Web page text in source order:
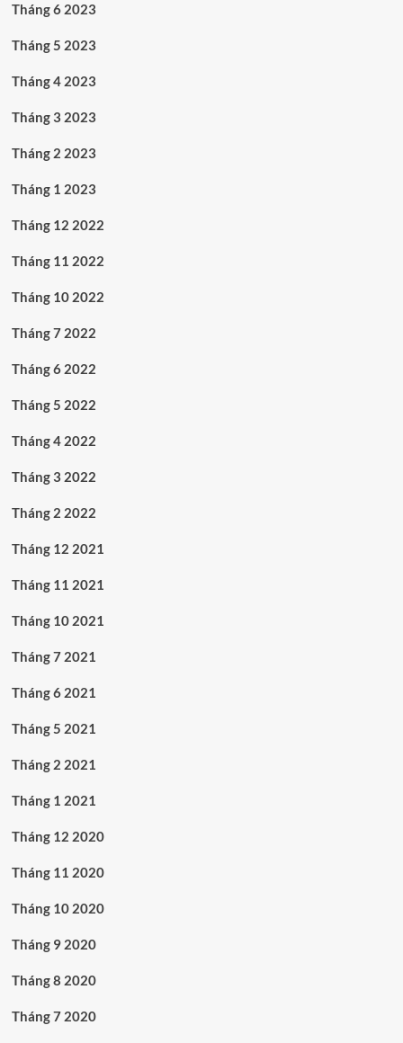
Tháng 6 2023
Tháng 5 2023
Tháng 4 2023
Tháng 3 2023
Tháng 2 2023
Tháng 1 2023
Tháng 12 2022
Tháng 11 2022
Tháng 10 2022
Tháng 7 2022
Tháng 6 2022
Tháng 5 2022
Tháng 4 2022
Tháng 3 2022
Tháng 2 2022
Tháng 12 2021
Tháng 11 2021
Tháng 10 2021
Tháng 7 2021
Tháng 6 2021
Tháng 5 2021
Tháng 2 2021
Tháng 1 2021
Tháng 12 2020
Tháng 11 2020
Tháng 10 2020
Tháng 9 2020
Tháng 8 2020
Tháng 7 2020